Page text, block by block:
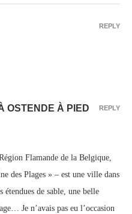
REPLY
OSTENDE À PIED
Flamande de la Belgique,
des Plages » – est une ville dans
de sable, une belle
Je n’avais pas eu l’occasion
REPLY